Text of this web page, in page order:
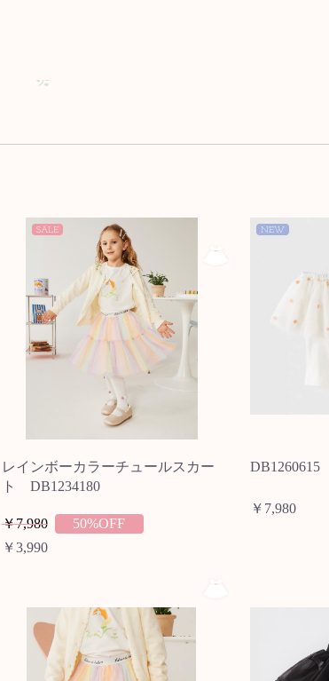
SALE
レインボーカラーチュールスカー
ト DB1234180
￥7,980
50%OFF
￥3,990
NEW
DB1260615
￥7,980